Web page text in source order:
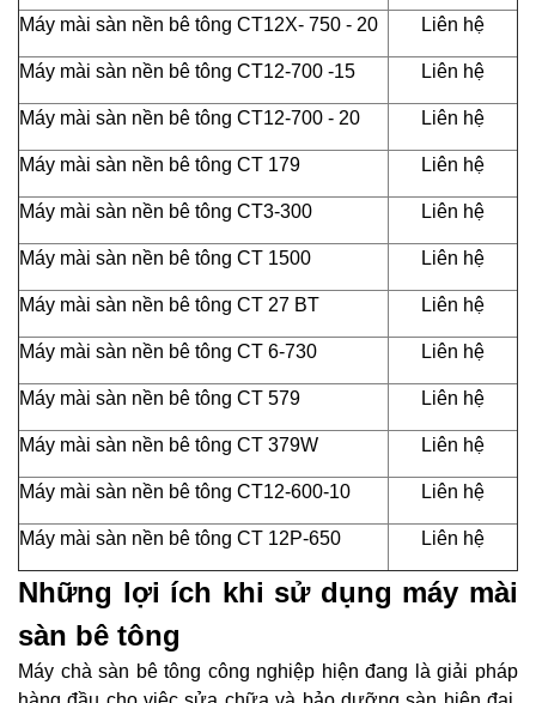
Máy mài sàn nền bê tông CT12X- 750 - 20 Liên hệ
Máy mài sàn nền bê tông CT12-700 -15 Liên hệ
Máy mài sàn nền bê tông CT12-700 - 20 Liên hệ
Máy mài sàn nền bê tông CT 179 Liên hệ
Máy mài sàn nền bê tông CT3-300 Liên hệ
Máy mài sàn nền bê tông CT 1500 Liên hệ
Máy mài sàn nền bê tông CT 27 BT Liên hệ
Máy mài sàn nền bê tông CT 6-730 Liên hệ
Máy mài sàn nền bê tông CT 579 Liên hệ
Máy mài sàn nền bê tông CT 379W Liên hệ
Máy mài sàn nền bê tông CT12-600-10 Liên hệ
Máy mài sàn nền bê tông CT 12P-650 Liên hệ
Những lợi ích khi sử dụng máy mài
sàn bê tông
Máy chà sàn bê tông công nghiệp hiện đang là giải pháp